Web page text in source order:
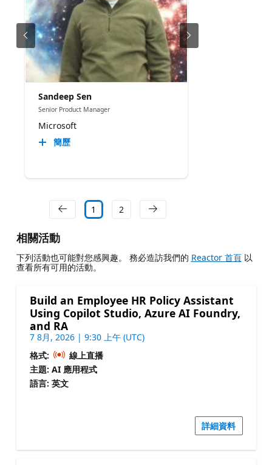
Sandeep Sen
Senior Product Manager
Microsoft
簡歷
1 2
相關活動
下列活動也可能對您感興趣。 務必造訪我們的 Reactor 首頁以
查看所有可用的活動。
Build an Employee HR Policy Assistant
Using Copilot Studio, Azure AI Foundry,
and RA
7 8月, 2026 | 9:30 上午 (UTC)
格式:
線上直播
主題: AI 應用程式
語言: 英文
詳細資料